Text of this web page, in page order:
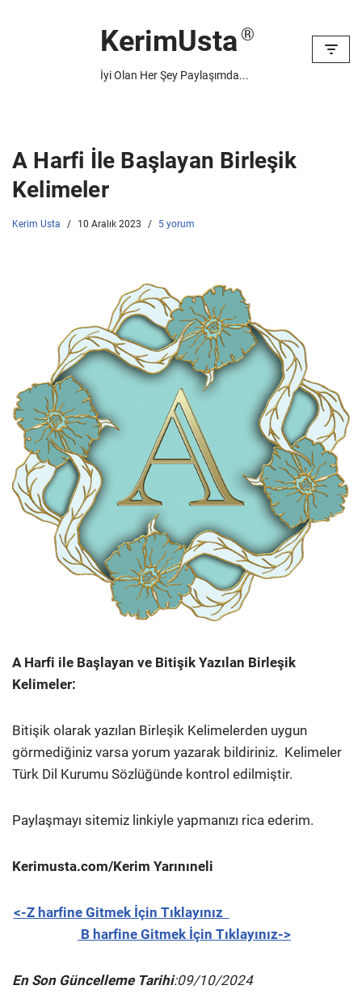
KerimUsta
İyi Olan Her Şey Paylaşımda...
A Harfi İle Başlayan Birleşik
Kelimeler
Kerim Usta 10 Aralık 2023 5 yorum
A Harfi ile Başlayan ve Bitişik Yazılan Birleşik
Kelimeler:
Bitişik olarak yazılan Birleşik Kelimelerden uygun
görmediğiniz varsa yorum yazarak bildiriniz. Kelimeler
Türk Dil Kurumu Sözlüğünde kontrol edilmiştir.
Paylaşmayı sitemiz linkiyle yapmanızı rica ederim.
Kerimusta.com/Kerim Yarınıneli
<-Z harfine Gitmek İçin Tıklayınız
B harfine Gitmek İçin Tıklayınız->
En Son Güncelleme Tarihi:09/10/2024